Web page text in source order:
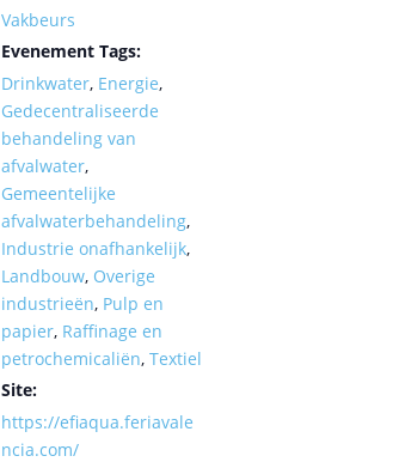
Vakbeurs
Evenement Tags:
Drinkwater, Energie,
Gedecentraliseerde
behandeling van
afvalwater,
Gemeentelijke
afvalwaterbehandeling,
Industrie onafhankelijk,
Landbouw, Overige
industrieën, Pulp en
papier, Raffinage en
petrochemicaliën, Textiel
Site:
https://efiaqua.feriavale
ncia.com/